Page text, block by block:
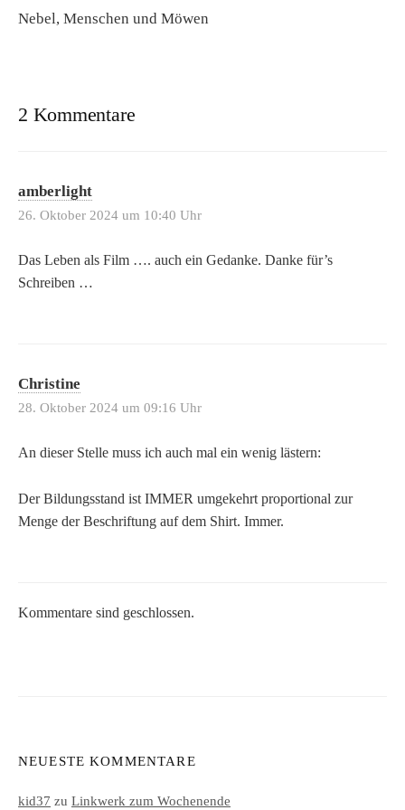
Nebel, Menschen und Möwen
2 Kommentare
amberlight
26. Oktober 2024 um 10:40 Uhr
Das Leben als Film …. auch ein Gedanke. Danke für’s
Schreiben …
Christine
28. Oktober 2024 um 09:16 Uhr
An dieser Stelle muss ich auch mal ein wenig lästern:
Der Bildungsstand ist IMMER umgekehrt proportional zur
Menge der Beschriftung auf dem Shirt. Immer.
Kommentare sind geschlossen.
NEUESTE KOMMENTARE
kid37 zu Linkwerk zum Wochenende